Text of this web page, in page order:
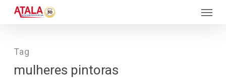
Menu
Tag
mulheres pintoras